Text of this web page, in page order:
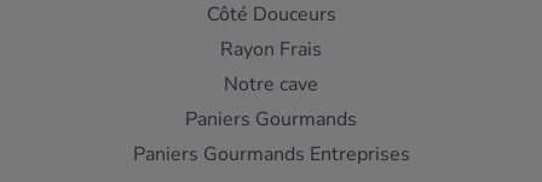
Côté Douceurs
Rayon Frais
Notre cave
Paniers Gourmands
Paniers Gourmands Entreprises